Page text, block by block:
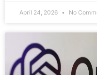
April 24, 2026 No